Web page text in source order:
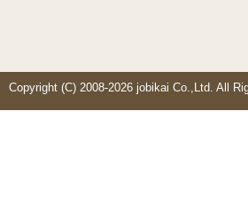
Copyright (C) 2008-2026 jobikai Co.,Ltd. All